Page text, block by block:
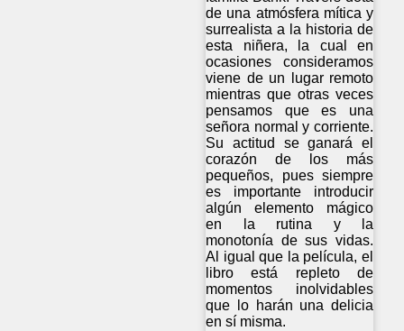
de una atmósfera mítica y
surrealista a la historia de
esta niñera, la cual en
ocasiones consideramos
viene de un lugar remoto
mientras que otras veces
pensamos que es una
señora normal y corriente.
Su actitud se ganará el
corazón de los más
pequeños, pues siempre
es importante introducir
algún elemento mágico
en la rutina y la
monotonía de sus vidas.
Al igual que la película, el
libro está repleto de
momentos inolvidables
que lo harán una delicia
en sí misma.